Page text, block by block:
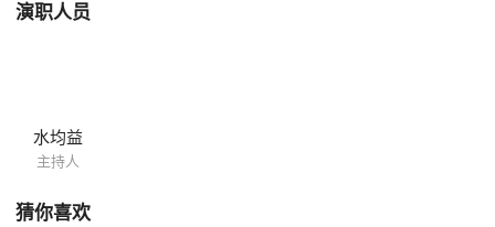
演职人员
水均益
主持人
猜你喜欢